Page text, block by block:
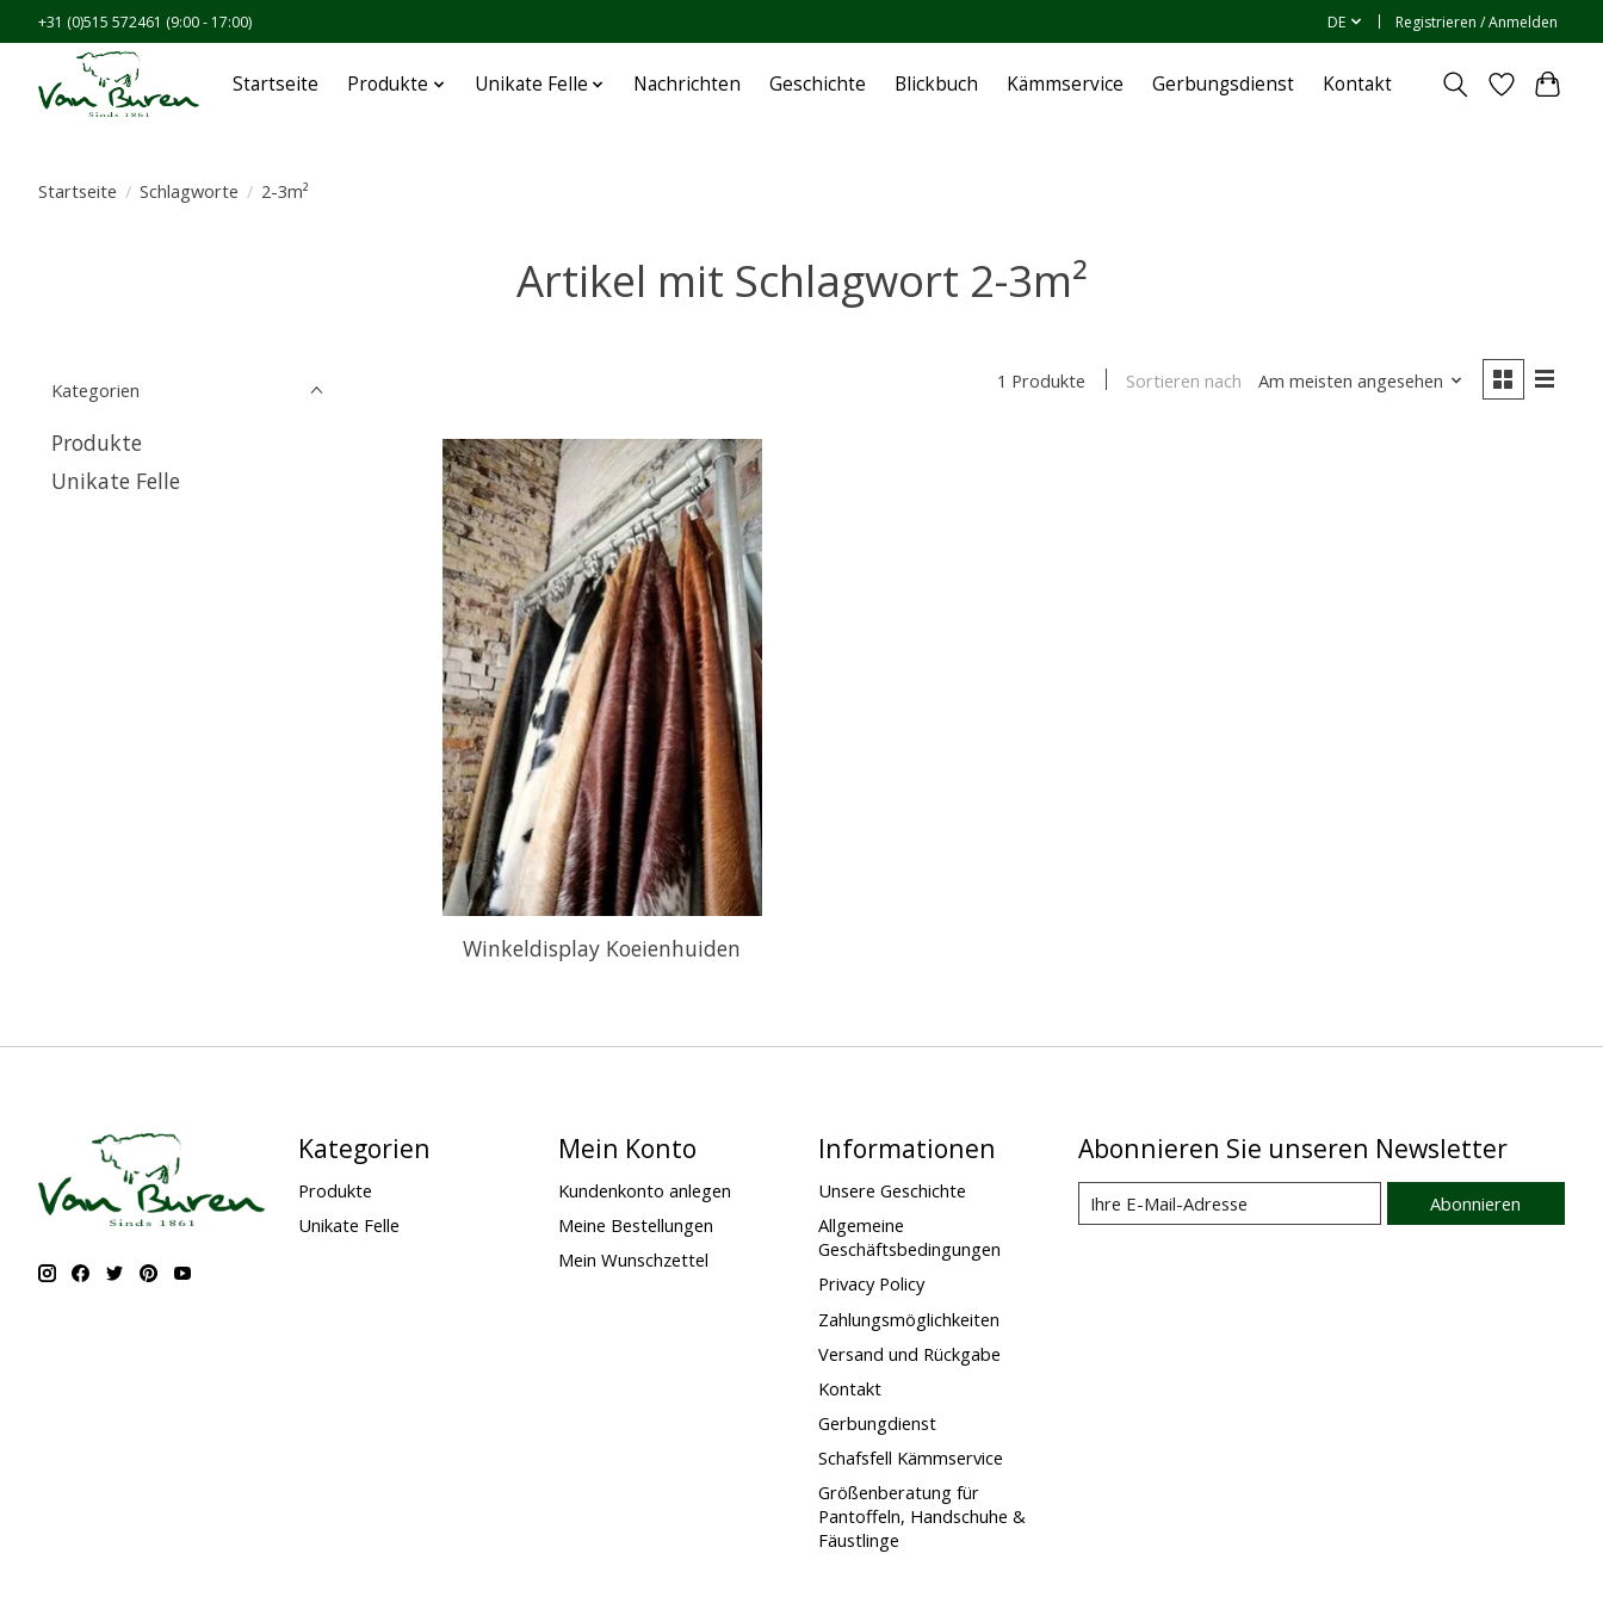
+31 (0)515 572461 (9:00 - 17:00) DE Registrieren / Anmelden
Startseite Produkte Unikate Felle Nachrichten Geschichte Blickbuch Kämmservice Gerbungsdienst Kontakt
Startseite / Schlagworte / 2-3m²
Artikel mit Schlagwort 2-3m²
Kategorien
Produkte
Unikate Felle
1 Produkte Sortieren nach Am meisten angesehen
Winkeldisplay Koeienhuiden
Kategorien
Produkte
Unikate Felle
Mein Konto
Kundenkonto anlegen
Meine Bestellungen
Mein Wunschzettel
Informationen
Unsere Geschichte
Allgemeine
Geschäftsbedingungen
Privacy Policy
Zahlungsmöglichkeiten
Versand und Rückgabe
Kontakt
Gerbungdienst
Schafsfell Kämmservice
Größenberatung für
Pantoffeln, Handschuhe &
Fäustlinge
Abonnieren Sie unseren Newsletter
Abonnieren